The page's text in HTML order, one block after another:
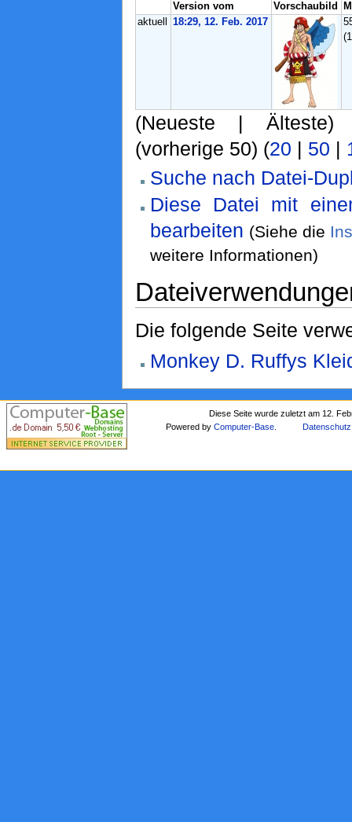
Version vom Vorschaubild
aktuell
18:29, 12. Feb. 2017
(Neueste | Älteste)
(vorherige 50) (20 | 50 |
Suche nach Datei-
Diese Datei mit
bearbeiten (Siehe die
weitere Informationen)
Die folgende Seite
Monkey D. Ruffys
Diese Seite wurde zuletzt am 12.
Powered byComputer-Base Datenschutz